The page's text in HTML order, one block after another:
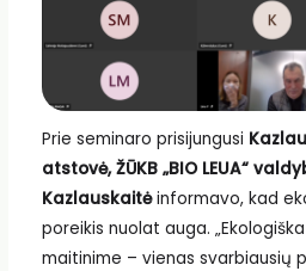
Prie seminaro prisijungusi
atstovė, ŽŪKB „BIO LEUA“
Kazlauskaitėinformavo, kad
poreikis nuolat auga.
maitinime – vienas svarbiausių